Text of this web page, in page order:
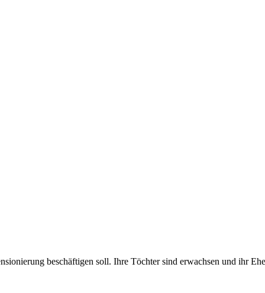
beschäftigen soll. Ihre Töchter sind erwachsen und ihr